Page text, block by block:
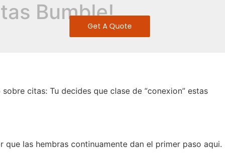
Get A Quote
Bumble!
citas: Tu decides que clase de “conexion” estas
las hembras continuamente dan el primer paso aqui.